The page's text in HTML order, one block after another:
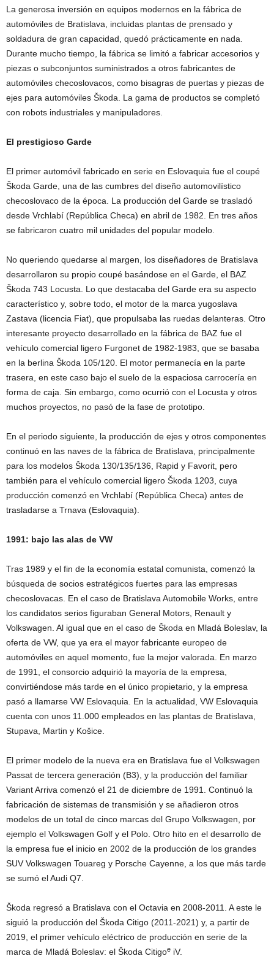
La generosa inversión en equipos modernos en la fábrica de
automóviles de Bratislava, incluidas plantas de prensado y
soldadura de gran capacidad, quedó prácticamente en nada.
Durante mucho tiempo, la fábrica se limitó a fabricar accesorios y
piezas o subconjuntos suministrados a otros fabricantes de
automóviles checoslovacos, como bisagras de puertas y piezas de
ejes para automóviles Škoda. La gama de productos se completó
con robots industriales y manipuladores.
El prestigioso Garde
El primer automóvil fabricado en serie en Eslovaquia fue el coupé
Škoda Garde, una de las cumbres del diseño automovilístico
checoslovaco de la época. La producción del Garde se trasladó
desde Vrchlabí (República Checa) en abril de 1982. En tres años
se fabricaron cuatro mil unidades del popular modelo.
No queriendo quedarse al margen, los diseñadores de Bratislava
desarrollaron su propio coupé basándose en el Garde, el BAZ
Škoda 743 Locusta. Lo que destacaba del Garde era su aspecto
característico y, sobre todo, el motor de la marca yugoslava
Zastava (licencia Fiat), que propulsaba las ruedas delanteras. Otro
interesante proyecto desarrollado en la fábrica de BAZ fue el
vehículo comercial ligero Furgonet de 1982-1983, que se basaba
en la berlina Škoda 105/120. El motor permanecía en la parte
trasera, en este caso bajo el suelo de la espaciosa carrocería en
forma de caja. Sin embargo, como ocurrió con el Locusta y otros
muchos proyectos, no pasó de la fase de prototipo.
En el periodo siguiente, la producción de ejes y otros componentes
continuó en las naves de la fábrica de Bratislava, principalmente
para los modelos Škoda 130/135/136, Rapid y Favorit, pero
también para el vehículo comercial ligero Škoda 1203, cuya
producción comenzó en Vrchlabí (República Checa) antes de
trasladarse a Trnava (Eslovaquia).
1991: bajo las alas de VW
Tras 1989 y el fin de la economía estatal comunista, comenzó la
búsqueda de socios estratégicos fuertes para las empresas
checoslovacas. En el caso de Bratislava Automobile Works, entre
los candidatos serios figuraban General Motors, Renault y
Volkswagen. Al igual que en el caso de Škoda en Mladá Boleslav, la
oferta de VW, que ya era el mayor fabricante europeo de
automóviles en aquel momento, fue la mejor valorada. En marzo
de 1991, el consorcio adquirió la mayoría de la empresa,
convirtiéndose más tarde en el único propietario, y la empresa
pasó a llamarse VW Eslovaquia. En la actualidad, VW Eslovaquia
cuenta con unos 11.000 empleados en las plantas de Bratislava,
Stupava, Martin y Košice.
El primer modelo de la nueva era en Bratislava fue el Volkswagen
Passat de tercera generación (B3), y la producción del familiar
Variant Arriva comenzó el 21 de diciembre de 1991. Continuó la
fabricación de sistemas de transmisión y se añadieron otros
modelos de un total de cinco marcas del Grupo Volkswagen, por
ejemplo el Volkswagen Golf y el Polo. Otro hito en el desarrollo de
la empresa fue el inicio en 2002 de la producción de los grandes
SUV Volkswagen Touareg y Porsche Cayenne, a los que más tarde
se sumó el Audi Q7.
Škoda regresó a Bratislava con el Octavia en 2008-2011. A este le
siguió la producción del Škoda Citigo (2011-2021) y, a partir de
2019, el primer vehículo eléctrico de producción en serie de la
marca de Mladá Boleslav: el Škoda Citigoe iV.